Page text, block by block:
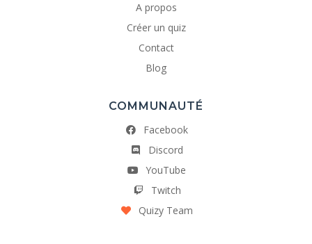
A propos
Créer un quiz
Contact
Blog
COMMUNAUTÉ
Facebook
Discord
YouTube
Twitch
Quizy Team